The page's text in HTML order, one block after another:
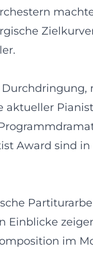
aktueller
Award sind in
Einblicke
im